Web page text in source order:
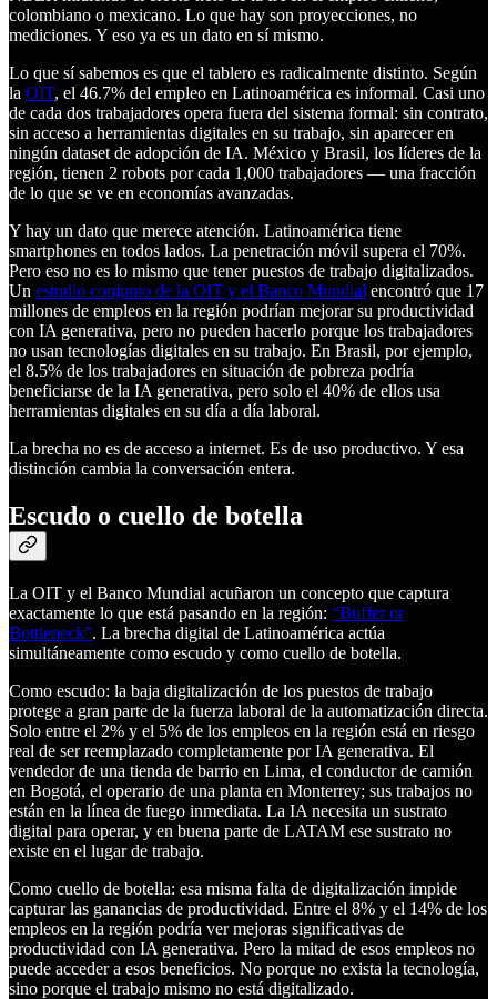
colombiano o mexicano. Lo que hay son proyecciones, no
mediciones. Y eso ya es un dato en sí mismo.
Lo que sí sabemos es que el tablero es radicalmente distinto. Según
la OIT, el 46.7% del empleo en Latinoamérica es informal. Casi uno
de cada dos trabajadores opera fuera del sistema formal: sin contrato,
sin acceso a herramientas digitales en su trabajo, sin aparecer en
ningún dataset de adopción de IA. México y Brasil, los líderes de la
región, tienen 2 robots por cada 1,000 trabajadores — una fracción
de lo que se ve en economías avanzadas.
Y hay un dato que merece atención. Latinoamérica tiene
smartphones en todos lados. La penetración móvil supera el 70%.
Pero eso no es lo mismo que tener puestos de trabajo digitalizados.
Un estudio conjunto de la OIT y el Banco Mundial encontró que 17
millones de empleos en la región podrían mejorar su productividad
con IA generativa, pero no pueden hacerlo porque los trabajadores
no usan tecnologías digitales en su trabajo. En Brasil, por ejemplo,
el 8.5% de los trabajadores en situación de pobreza podría
beneficiarse de la IA generativa, pero solo el 40% de ellos usa
herramientas digitales en su día a día laboral.
La brecha no es de acceso a internet. Es de uso productivo. Y esa
distinción cambia la conversación entera.
Escudo o cuello de botella
La OIT y el Banco Mundial acuñaron un concepto que captura
exactamente lo que está pasando en la región: “Buffer or
Bottleneck”. La brecha digital de Latinoamérica actúa
simultáneamente como escudo y como cuello de botella.
Como escudo: la baja digitalización de los puestos de trabajo
protege a gran parte de la fuerza laboral de la automatización directa.
Solo entre el 2% y el 5% de los empleos en la región está en riesgo
real de ser reemplazado completamente por IA generativa. El
vendedor de una tienda de barrio en Lima, el conductor de camión
en Bogotá, el operario de una planta en Monterrey; sus trabajos no
están en la línea de fuego inmediata. La IA necesita un sustrato
digital para operar, y en buena parte de LATAM ese sustrato no
existe en el lugar de trabajo.
Como cuello de botella: esa misma falta de digitalización impide
capturar las ganancias de productividad. Entre el 8% y el 14% de los
empleos en la región podría ver mejoras significativas de
productividad con IA generativa. Pero la mitad de esos empleos no
puede acceder a esos beneficios. No porque no exista la tecnología,
sino porque el trabajo mismo no está digitalizado.